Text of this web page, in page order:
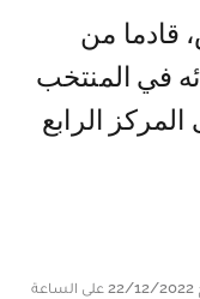
قادما من
في المنتخب
الرابع
في 22/12/2022 على الساعة 15:00, تحديث بتاريخ 22/12/2022 على الساعة